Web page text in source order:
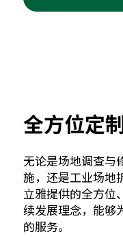
全方位定
无论是场地调查与
施，还是工业场地
立雅提供的全方位
续发展理念，能够
的服务。